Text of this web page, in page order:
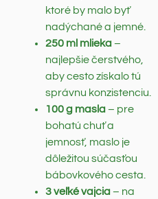
ktoré by malo byť
nadýchané a jemné.
250 ml mlieka–
najlepšie čerstvého,
aby cesto získalo tú
správnu konzistenciu.
100 g masla– pre
bohatú chuť a
jemnosť, maslo je
dôležitou súčasťou
bábovkového cesta.
3 veľké vajcia– na